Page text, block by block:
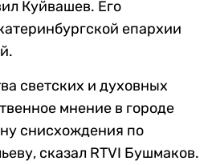
Куйвашев. Его
епархии
светских и духовных
мнение в городе
снисхождения по
сказал RTVI Бушмаков.